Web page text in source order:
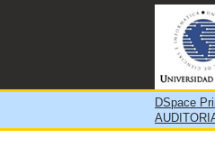
DSpace